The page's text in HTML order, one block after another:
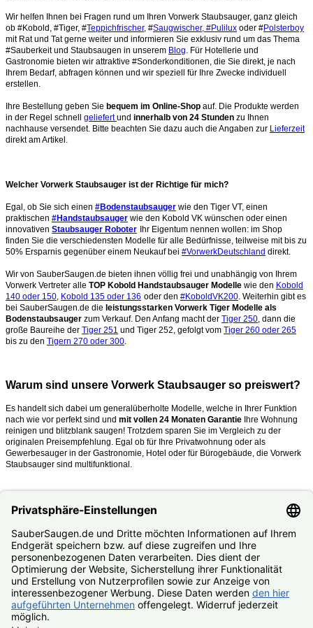
Wir helfen Ihnen bei Fragen rund um Ihren Vorwerk Staubsauger, ganz gleich
ob #Kobold, #Tiger, #Teppichfrischer, #Saugwischer, #Pulilux oder #Polsterboy
mit Rat und Tat gerne weiter und informieren Sie exklusiv rund um das Thema
#Sauberkeit und Staubsaugen in unserem Blog . Für Hotellerie und
Gastronomie bieten wir attraktive #Sonderkonditionen, die Sie direkt, je nach
Ihrem Bedarf, abfragen können und wir speziell für Ihre Zwecke individuell
erstellen.
Ihre Bestellung geben Sie bequem im Online-Shop auf. Die Produkte werden
in der Regel schnell geliefertund innerhalb von 24 Stunden zu Ihnen
nachhause versendet. Bitte beachten Sie dazu auch die Angaben zur Lieferzeit
direkt am Artikel.
Welcher Vorwerk Staubsauger ist der Richtige für mich?
Egal, ob Sie sich einen #Bodenstaubsauger wie den Tiger VT, einen
praktischen #Handstaubsauger wie den Kobold VK wünschen oder einen
innovativen Staubsauger Roboter Ihr Eigentum nennen wollen: im Shop
finden Sie die verschiedensten Modelle für alle Bedürfnisse, teilweise mit bis zu
50% Ersparnis gegenüber einem Neukauf bei #VorwerkDeutschland direkt.
Wir von SauberSaugen.de bieten ihnen völlig frei und unabhängig von Ihrem
Vorwerk Vertreter alle TOP Kobold Handstaubsauger Modelle wie den Kobold
140 oder 150 Kobold 135 oder 136 oder den #KoboldVK200 . Weiterhin gibt es
bei SauberSaugen.de die leistungsstarken Vorwerk Tiger Modelle als
Bodenstaubsauger zum Verkauf. Den Anfang macht der Tiger 250 , dann die
große Baureihe der Tiger 251 und Tiger 252, gefolgt vom Tiger 260 oder 265
bis zu den Tigern 270 oder 300
Warum sind unsere Vorwerk Staubsauger so preiswert?
Es handelt sich dabei um generalüberholte Modelle, welche in Ihrer Funktion
nach wie vor perfekt sind und mit vollen 24 Monaten Garantie Ihre Wohnung
reinigen und blitzblank saugen! Trotzdem sparen Sie im Vergleich zu der
originalen Preisempfehlung. Egal ob für Ihre Privatwohnung oder als
Gewerbesauger in der Gastronomie, Hotel oder für Bürogebäude, die Vorwerk
Staubsauger sind multifunktional.
Was mache ich, wenn mein Kobold oder Tiger kaputt ist?
Nutzen Sie unseren#Reparaturservice. Fast alle Vorwerk Staubsauger
reparieren wir Ihnen zum #Festpreis.
© SauberSaugen.de – Ihr Spezialist für Zubehör und Ersatzteile
passend für Vorwerk Staubsauger
*gilt für Lieferungen innerhalb Deutschlands, Lieferzeiten ins
Ausland siehe